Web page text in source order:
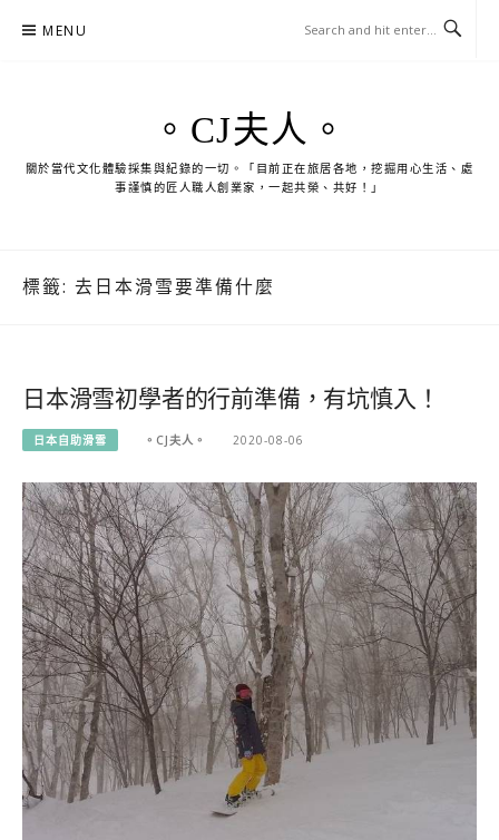
MENU
。CJ夫人。
關於當代文化體驗採集與紀錄的一切。「目前正在旅居各地，挖掘用心生活、處
事謹慎的匠人職人創業家，一起共榮、共好！」
標籤: 去日本滑雪要準備什麼
日本滑雪初學者的行前準備，有坑慎入！
日本自助滑雪 。CJ夫人。 2020-08-06